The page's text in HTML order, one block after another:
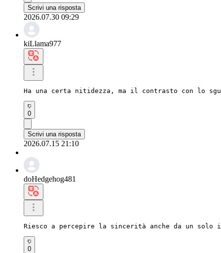
Scrivi una risposta
2026.07.30 09:29
kiLlama977
Ha una certa nitidezza, ma il contrasto con lo
0
Scrivi una risposta
2026.07.15 21:10
doHedgehog481
Riesco a percepire la sincerità anche da un
0